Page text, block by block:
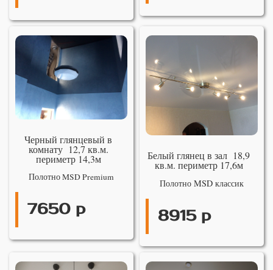
Черный глянцевый в
комнату 12,7 кв.м.
периметр 14,3м
Полотно MSD Premium
7650 р
Белый глянец в зал 18,9
кв.м. периметр 17,6м
Полотно MSD классик
8915 р